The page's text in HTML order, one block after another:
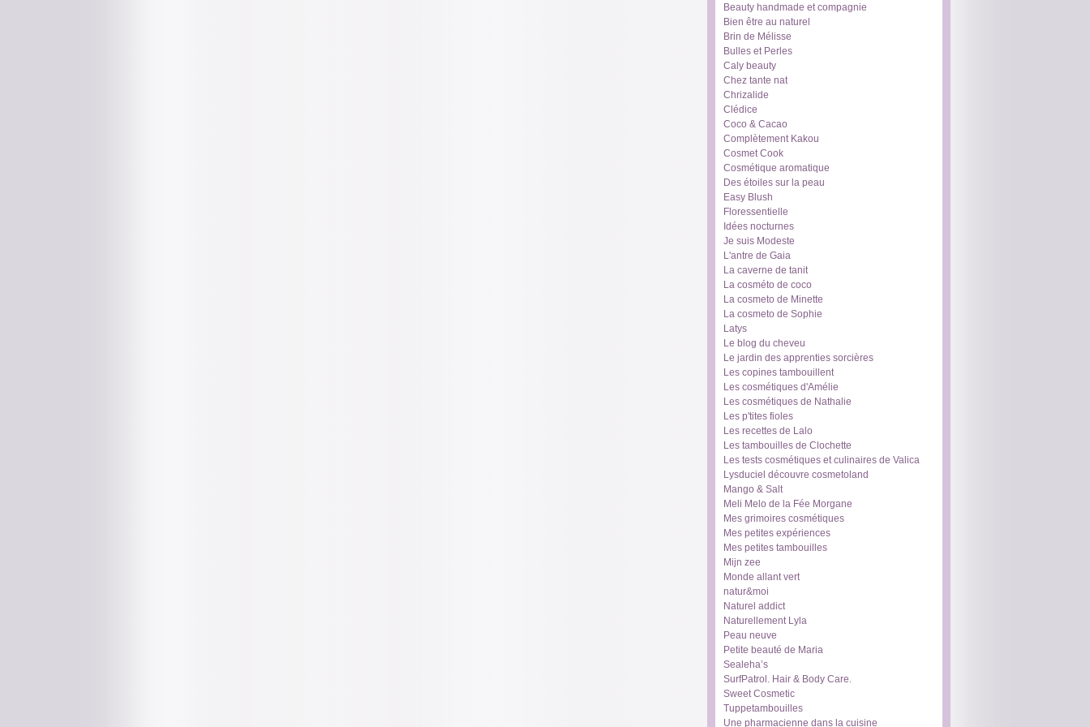
Beauty handmade et compagnie
Bien être au naturel
Brin de Mélisse
Bulles et Perles
Caly beauty
Chez tante nat
Chrizalide
Clédice
Coco & Cacao
Complètement Kakou
Cosmet Cook
Cosmétique aromatique
Des étoiles sur la peau
Easy Blush
Floressentielle
Idées nocturnes
Je suis Modeste
L'antre de Gaia
La caverne de tanit
La cosméto de coco
La cosmeto de Minette
La cosmeto de Sophie
Latys
Le blog du cheveu
Le jardin des apprenties sorcières
Les copines tambouillent
Les cosmétiques d'Amélie
Les cosmétiques de Nathalie
Les p'tites fioles
Les recettes de Lalo
Les tambouilles de Clochette
Les tests cosmétiques et culinaires de Valica
Lysduciel découvre cosmetoland
Mango & Salt
Meli Melo de la Fée Morgane
Mes grimoires cosmétiques
Mes petites expériences
Mes petites tambouilles
Mijn zee
Monde allant vert
natur&moi
Naturel addict
Naturellement Lyla
Peau neuve
Petite beauté de Maria
Sealeha’s
SurfPatrol. Hair & Body Care.
Sweet Cosmetic
Tuppetambouilles
Une pharmacienne dans la cuisine